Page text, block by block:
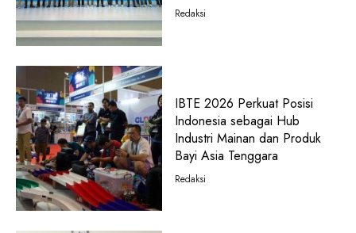
Redaksi
IBTE 2026 Perkuat Posisi
Indonesia sebagai Hub
Industri Mainan dan Produk
Bayi Asia Tenggara
Redaksi